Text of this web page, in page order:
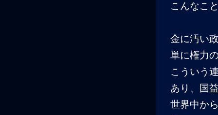
こんなこ
金に汚い
単に権力
こういう
あり、国
世界中か